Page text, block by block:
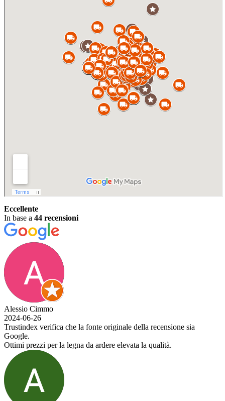
Eccellente
In base a 44 recensioni
Alessio Cimmo
2024-06-26
Trustindex verifica che la fonte originale della recensione sia
Google.
Ottimi prezzi per la legna da ardere elevata la qualità.